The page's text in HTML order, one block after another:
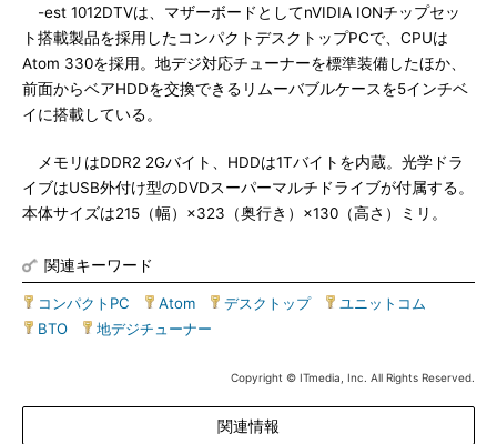
-est 1012DTVは、マザーボードとしてnVIDIA IONチップセッ
ト搭載製品を採用したコンパクトデスクトップPCで、CPUは
Atom 330を採用。地デジ対応チューナーを標準装備したほか、
前面からベアHDDを交換できるリムーバブルケースを5インチベ
イに搭載している。
メモリはDDR2 2Gバイト、HDDは1Tバイトを内蔵。光学ドラ
イブはUSB外付け型のDVDスーパーマルチドライブが付属する。
本体サイズは215（幅）×323（奥行き）×130（高さ）ミリ。
関連キーワード
コンパクトPC Atom デスクトップ| ユニットコム
BTO
地デジチューナー
Copyright © ITmedia, Inc. All Rights Reserved.
関連情報